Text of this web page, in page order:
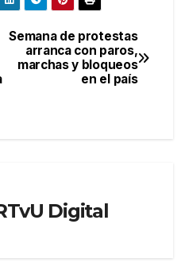
Semana de protestas
arranca con paros,
marchas y bloqueos
en el país
Digital